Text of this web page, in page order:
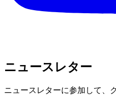
ニュースレター
ニュースレターに参加して、